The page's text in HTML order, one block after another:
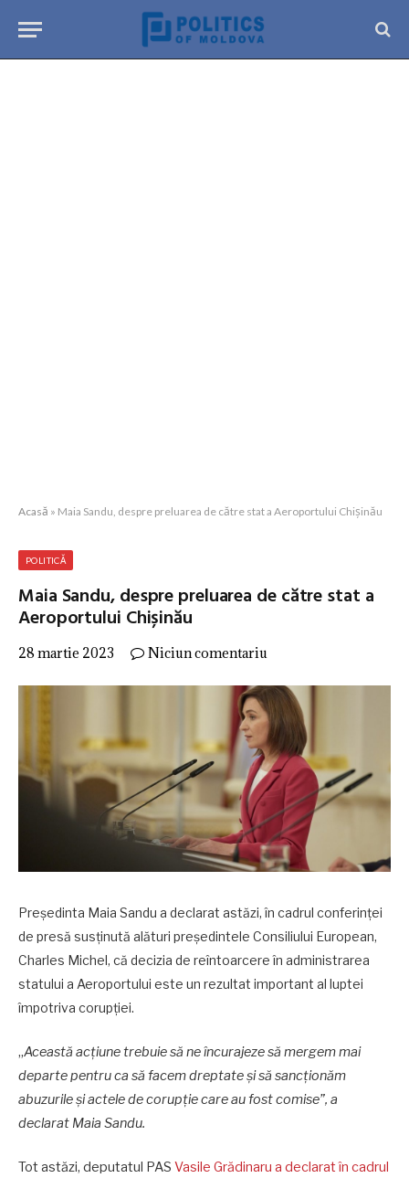
Acasă » Maia Sandu, despre preluarea de către stat a Aeroportului Chișinău
POLITICĂ
Maia Sandu, despre preluarea de către stat a
Aeroportului Chișinău
28 martie 2023 Niciun comentariu
Președinta Maia Sandu a declarat astăzi, în cadrul conferinței
de presă susținută alături președintele Consiliului European,
Charles Michel, că decizia de reîntoarcere în administrarea
statului a Aeroportului este un rezultat important al luptei
împotriva corupției.
„Această acțiune trebuie să ne încurajeze să mergem mai
departe pentru ca să facem dreptate și să sancționăm
abuzurile și actele de corupție care au fost comise”, a
declarat Maia Sandu.
Tot astăzi, deputatul PAS Vasile Grădinaru a declarat în cadrul